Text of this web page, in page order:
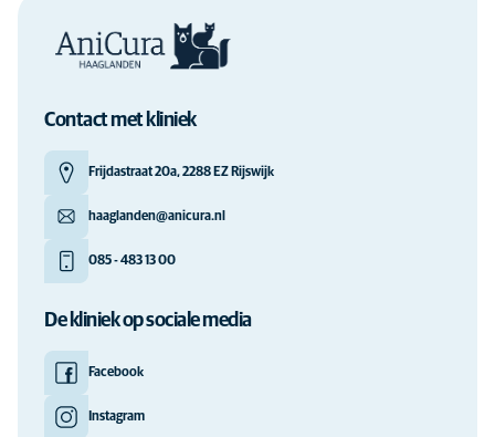
Contact met kliniek
Frijdastraat 20a, 2288 EZ Rijswijk
haaglanden@anicura.nl
085 - 483 13 00
De kliniek op sociale media
Facebook
Instagram